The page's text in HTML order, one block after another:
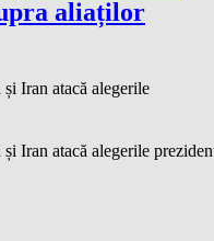
aliaților